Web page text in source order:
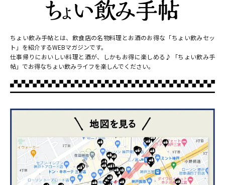
ちょい飲み手帖とは、飲食店の名物料理とお酒のお得な「ちょい飲みセッ
ト」を紹介するWEBマガジンです。
仕事帰りにおいしい料理と酒が、しかもお得に楽しめる♪「ちょい飲み手
帖」でお得なちょい飲みライフを楽しんでください。